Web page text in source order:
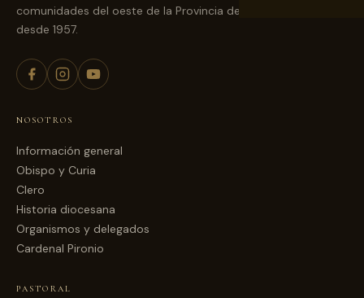
comunidades del oeste de la Provincia de Buenos Aires
desde 1957.
NOSOTROS
Información general
Obispo y Curia
Clero
Historia diocesana
Organismos y delegados
Cardenal Pironio
PASTORAL